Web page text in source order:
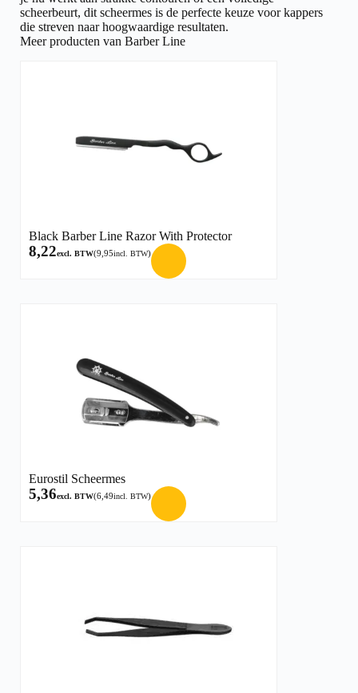
scheerbeurt, dit scheermes is de perfecte keuze voor kappers
die streven naar hoogwaardige resultaten.
Meer producten van Barber Line
Black Barber Line Razor With Protector
8,22excl. BTW(9,95incl. BTW)
Eurostil Scheermes
5,36excl. BTW(6,49incl. BTW)